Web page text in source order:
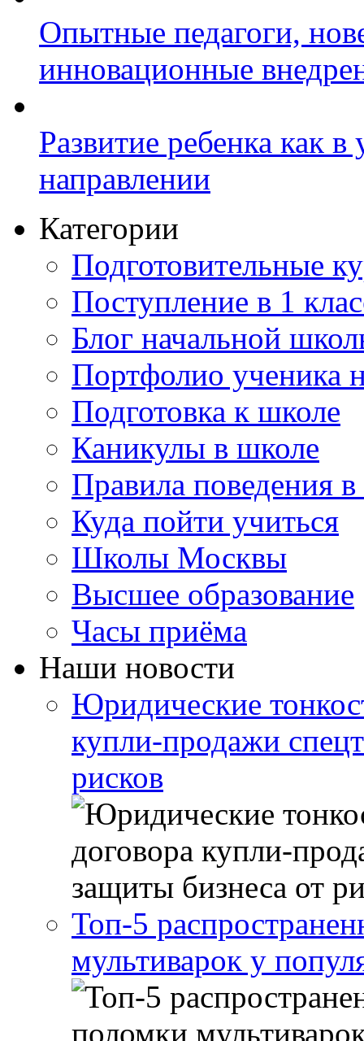
Опытные педагоги,
инновационные
Развитие ребенка как
направлении
Категории
Подготовительные
Поступление в 1
Блог начальной
Портфолио ученика
Подготовка к школе
Каникулы в школе
Правила поведения
Куда пойти учиться
Школы Москвы
Высшее образование
Часы приёма
Наши новости
Юридические
купли-продажи
рисков
Топ-5
мультиварок у